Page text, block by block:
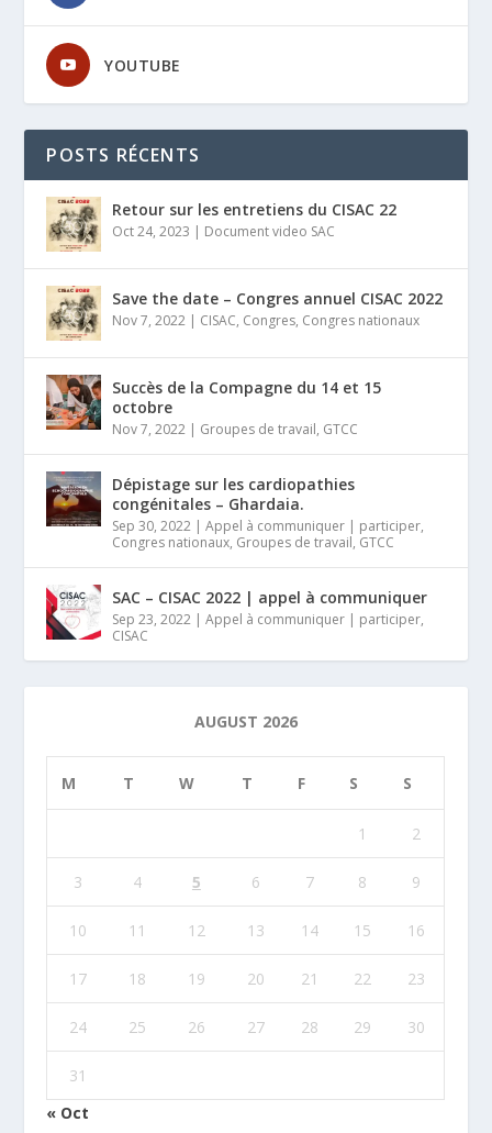
YOUTUBE
POSTS RÉCENTS
Retour sur les entretiens du CISAC 22
Oct 24, 2023 | Document video SAC
Save the date – Congres annuel CISAC 2022
Nov 7, 2022 | CISAC, Congres, Congres nationaux
Succès de la Compagne du 14 et 15
octobre
Nov 7, 2022 | Groupes de travail, GTCC
Dépistage sur les cardiopathies
congénitales – Ghardaia.
Sep 30, 2022 |Appel à communiquer | participer,
Congres nationaux, Groupes de travail, GTCC
SAC – CISAC 2022 | appel à communiquer
Sep 23, 2022 |Appel à communiquer | participer,
CISAC
AUGUST 2026
M T W T F S S
1 2
3 4 5 6 7 8 9
10 11 12 13 14 15 16
17 18 19 20 21 22 23
24 25 26 27 28 29 30
31
« Oct